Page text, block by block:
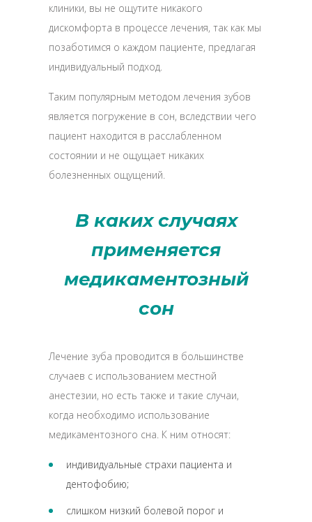
клиники, вы не ощутите никакого
дискомфорта в процессе лечения, так как мы
позаботимся о каждом пациенте, предлагая
индивидуальный подход.
Таким популярным методом лечения зубов
является погружение в сон, вследствии чего
пациент находится в расслабленном
состоянии и не ощущает никаких
болезненных ощущений.
В каких случаях
применяется
медикаментозный
сон
Лечение зуба проводится в большинстве
случаев с использованием местной
анестезии, но есть также и такие случаи,
когда необходимо использование
медикаментозного сна. К ним относят:
индивидуальные страхи пациента и
дентофобию;
слишком низкий болевой порог и